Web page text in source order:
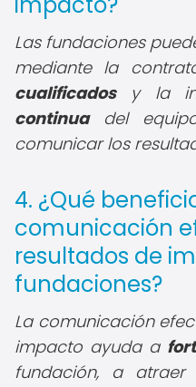
Las fundaciones
mediante la
cualificadosy la
continuadel
comunicar los
4. ¿Qué
comunicación
resultados de
fundaciones?
La comunicación
impacto ayuda a
fundación, a atraer